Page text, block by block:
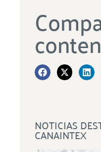
NOTICIAS
CANAINTEX